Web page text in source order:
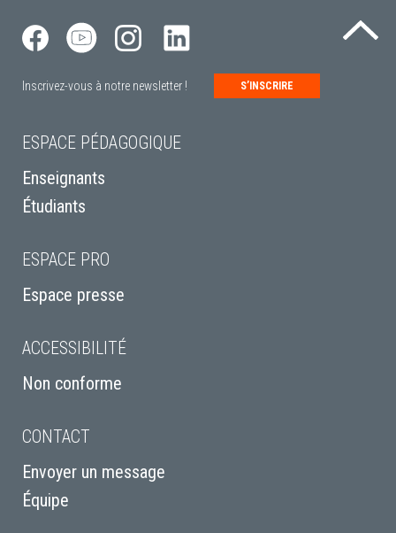
Inscrivez-vous à notre newsletter ! S’INSCRIRE
ESPACE PÉDAGOGIQUE
Enseignants
Étudiants
ESPACE PRO
Espace presse
ACCESSIBILITÉ
Non conforme
CONTACT
Envoyer un message
Équipe